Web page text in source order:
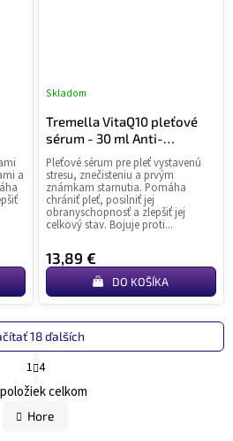
a
Tremella VitaQ10 pleťové
sérum - 30 ml Anti-
Age/Regenerácia
Skladom
13,89 €
DO KOŠÍKA
Pleťové sérum pre pleť vystavenú
stresu, znečisteniu a prvým
známkam starnutia. Pomáha
chrániť pleť, posilniť jej
obranyschopnosť a zlepšiť jej
celkový stav. Bojuje proti...
O
v
l
18 ďalších
t
r
n
1 4
položiek celkom
Hore